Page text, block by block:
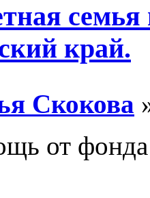
край.
Скокова
от фонда